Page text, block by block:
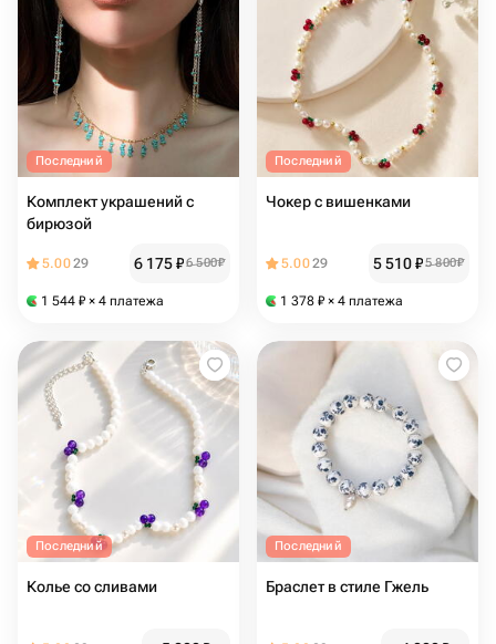
Последний
Комплект украшений с
бирюзой
5.0029 6 175₽6 500₽
1 544 ₽ × 4 платежа
Последний
Чокер с вишенками
5.0029 5 510₽5 800₽
1 378 ₽ × 4 платежа
Последний
Колье со сливами
Последний
Браслет в стиле Гжель